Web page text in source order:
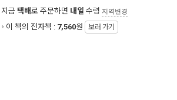
지금 택배로 주문하면 내일 수령 지역변경
이 책의 전자책 : 7,560원 보러 가기